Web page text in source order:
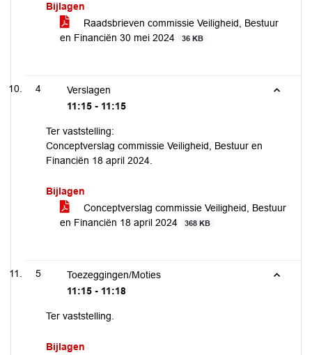
Bijlagen
Raadsbrieven commissie Veiligheid, Bestuur
en Financiën 30 mei 2024
36 KB
4
Verslagen
11:15 - 11:15
Ter vaststelling:
Conceptverslag commissie Veiligheid, Bestuur en
Financiën 18 april 2024.
Bijlagen
Conceptverslag commissie Veiligheid, Bestuur
en Financiën 18 april 2024
368 KB
5
Toezeggingen/Moties
11:15 - 11:18
Ter vaststelling.
Bijlagen